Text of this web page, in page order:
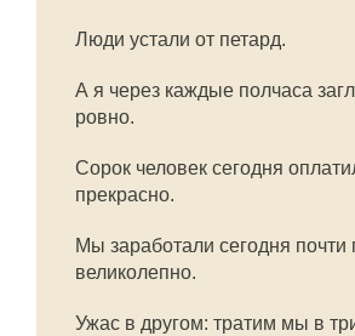
Люди устали от петард.
А я через каждые полчаса
ровно.
Сорок человек сегодня
прекрасно.
Мы заработали сегодня почти
великолепно.
Ужас в другом: тратим мы в